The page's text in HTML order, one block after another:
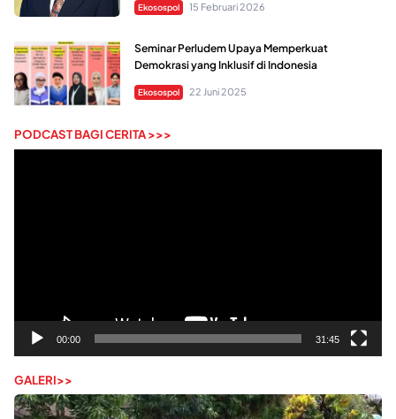
Ekosospol 15 Februari 2026
Seminar Perludem Upaya Memperkuat
Demokrasi yang Inklusif di Indonesia
Ekosospol 22 Juni 2025
PODCAST BAGI CERITA >>>
00:00 31:45
GALERI>>